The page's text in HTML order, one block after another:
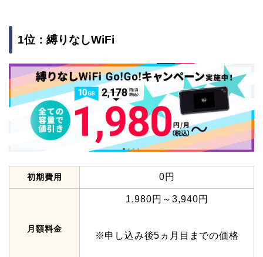
1位：縛りなしWiFi
初期費用 0円
月額料金
1,980円～3,940円
※申し込み後5ヵ月目までの価格